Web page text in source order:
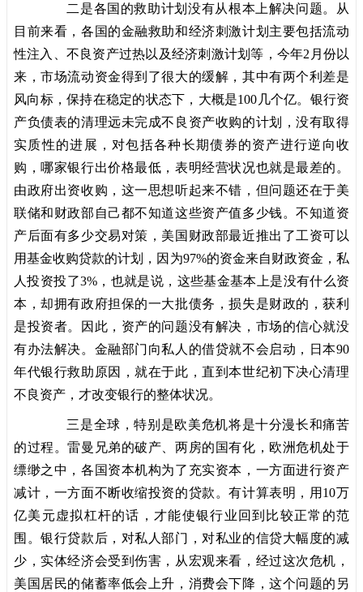
二是各国的救助计划没有从根本上解决问题。从
目前来看，各国的金融救助和经济刺激计划主要包括流动
性注入、不良资产过热以及经济刺激计划等，今年2月份以
来，市场流动资金得到了很大的缓解，其中有两个利差是
风向标，保持在稳定的状态下，大概是100几个亿。银行资
产负债表的清理远未完成不良资产收购的计划，没有取得
实质性的进展，对包括各种长期债券的资产进行逆向收
购，哪家银行出价格最低，表明经营状况也就是最差的。
由政府出资收购，这一思想听起来不错，但问题还在于美
联储和财政部自己都不知道这些资产值多少钱。不知道资
产后面有多少交易对策，美国财政部最近推出了工资可以
用基金收购贷款的计划，因为97%的资金来自财政资金，私
人投资投了3%，也就是说，这些基金基本上是没有什么资
本，却拥有政府担保的一大批债务，损失是财政的，获利
是投资者。因此，资产的问题没有解决，市场的信心就没
有办法解决。金融部门向私人的借贷就不会启动，日本90
年代银行救助原因，就在于此，直到本世纪初下决心清理
不良资产，才改变银行的整体状况。
三是全球，特别是欧美危机将是十分漫长和痛苦
的过程。雷曼兄弟的破产、两房的国有化，欧洲危机处于
缥缈之中，各国资本机构为了充实资本，一方面进行资产
减计，一方面不断收缩投资的贷款。有计算表明，用10万
亿美元虚拟杠杆的话，才能使银行业回到比较正常的范
围。银行贷款后，对私人部门，对私业的信贷大幅度的减
少，实体经济会受到伤害，从宏观来看，经过这次危机，
美国居民的储蓄率低会上升，消费会下降，这个问题的另